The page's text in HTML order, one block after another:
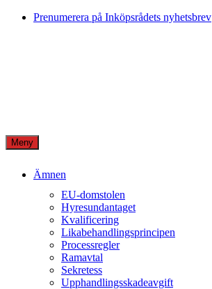
Skip
Prenumerera på Inköpsrådets nyhetsbrev
Meny
Ämnen
EU-domstolen
Hyresundantaget
Kvalificering
Likabehandlingsprincipen
Processregler
Ramavtal
Sekretess
Upphandlingsskadeavgift